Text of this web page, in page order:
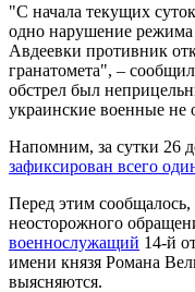
"С начала текущих
одно нарушение
Авдеевки противник
гранатомета", –
обстрел был
украинские военные не
Напомним, за сутки 26
зафиксирован всего
Перед этим сообщалось,
неосторожного
военнослужащий 14-й
имени князя Романа
выясняются.